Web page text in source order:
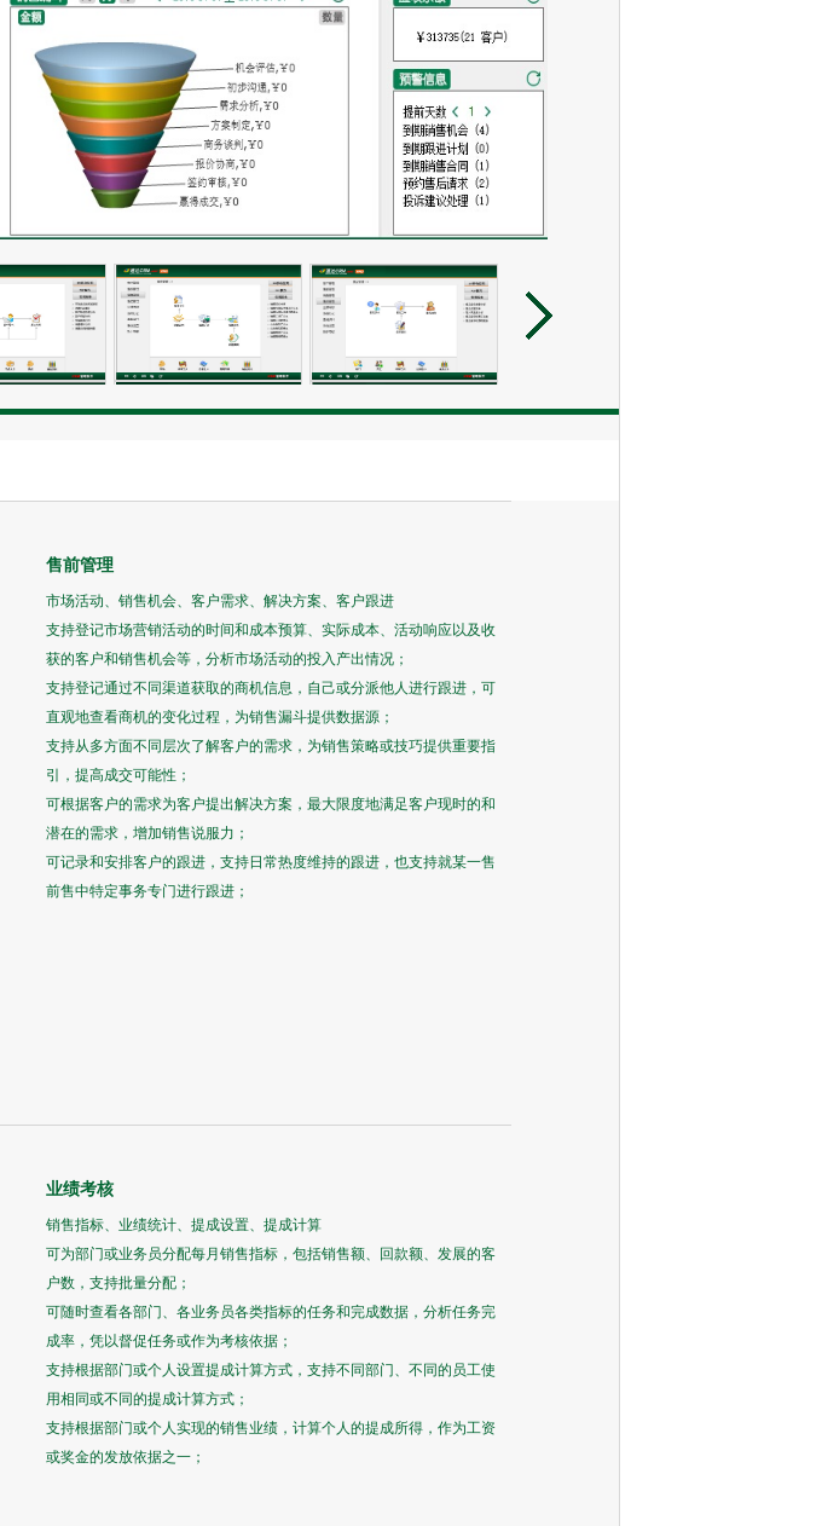
售前管理
市场活动、销售机会、客户需求、解决方案、客户跟进
支持登记市场营销活动的时间和成本预算、实际成本、活动响应以及收
获的客户和销售机会等，分析市场活动的投入产出情况；
支持登记通过不同渠道获取的商机信息，自己或分派他人进行跟进，可
直观地查看商机的变化过程，为销售漏斗提供数据源；
支持从多方面不同层次了解客户的需求，为销售策略或技巧提供重要指
引，提高成交可能性；
可根据客户的需求为客户提出解决方案，最大限度地满足客户现时的和
潜在的需求，增加销售说服力；
可记录和安排客户的跟进，支持日常热度维持的跟进，也支持就某一售
前售中特定事务专门进行跟进；
业绩考核
销售指标、业绩统计、提成设置、提成计算
可为部门或业务员分配每月销售指标，包括销售额、回款额、发展的客
户数，支持批量分配；
可随时查看各部门、各业务员各类指标的任务和完成数据，分析任务完
成率，凭以督促任务或作为考核依据；
支持根据部门或个人设置提成计算方式，支持不同部门、不同的员工使
用相同或不同的提成计算方式；
支持根据部门或个人实现的销售业绩，计算个人的提成所得，作为工资
或奖金的发放依据之一；